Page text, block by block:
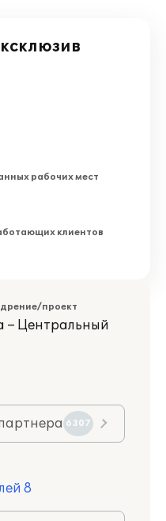
рабочих мест
клиентов
проект
– Центральный
6307
8